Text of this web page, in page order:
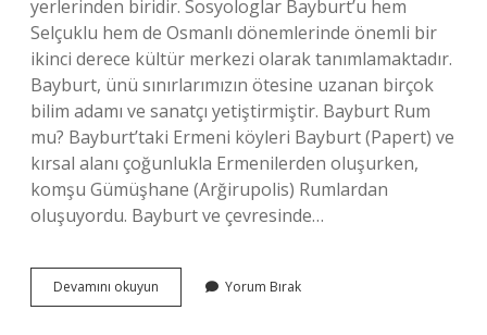
yerlerinden biridir. Sosyologlar Bayburt’u hem
Selçuklu hem de Osmanlı dönemlerinde önemli bir
ikinci derece kültür merkezi olarak tanımlamaktadır.
Bayburt, ünü sınırlarımızın ötesine uzanan birçok
bilim adamı ve sanatçı yetiştirmiştir. Bayburt Rum
mu? Bayburt’taki Ermeni köyleri Bayburt (Papert) ve
kırsal alanı çoğunlukla Ermenilerden oluşurken,
komşu Gümüşhane (Arğirupolis) Rumlardan
oluşuyordu. Bayburt ve çevresinde…
Devamını okuyun Bayburt
Soyu
Yorum Bırak